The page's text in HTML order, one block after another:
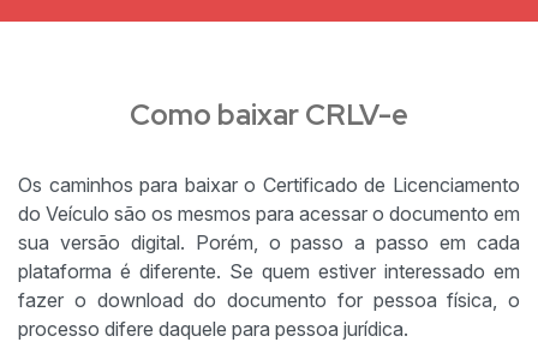
Como baixar CRLV-e
Os caminhos para baixar o Certificado de Licenciamento
do Veículo são os mesmos para acessar o documento em
sua versão digital. Porém, o passo a passo em cada
plataforma é diferente. Se quem estiver interessado em
fazer o download do documento for pessoa física, o
processo difere daquele para pessoa jurídica.